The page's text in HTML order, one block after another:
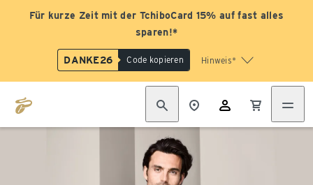
Für kurze Zeit mit der TchiboCard 15% auf fast alles
sparen!*
DANKE26 Code kopieren Hinweis*